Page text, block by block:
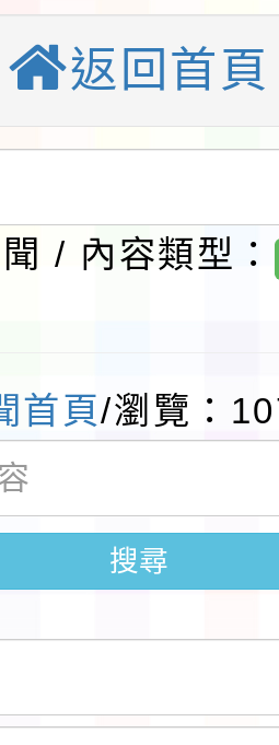
程表
市童軍會辦
長訓練營活動
點」1份
學年度學生
案
補助參觀特色
藝術教育日」
代課鐘點教
公告分次招考)
兒童課後照顧
訓練課程
體育總會划船
桃園市運動會
變更地點
年度
費接種對象擴
度迎新活動暨
程表
市童軍會辦理
返回首頁
/ 內容類型：
首頁/瀏覽：
搜尋